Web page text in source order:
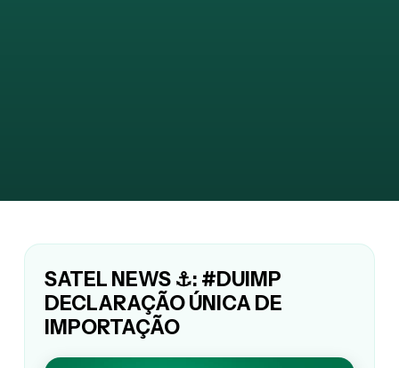
SATEL NEWS ⚓: #DUIMP
DECLARAÇÃO ÚNICA DE
IMPORTAÇÃO